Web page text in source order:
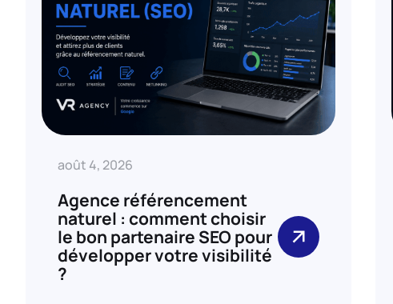
août 4, 2026
Agence référencement
naturel : comment choisir
le bon partenaire SEO pour
développer votre visibilité
?